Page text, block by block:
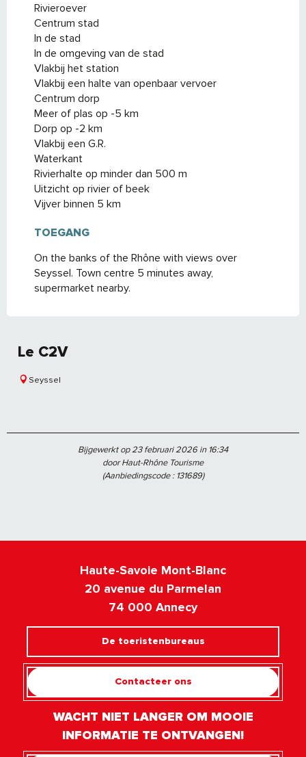
Rivieroever
Centrum stad
In de stad
In de omgeving van de stad
Vlakbij het station
Vlakbij een halte van openbaar vervoer
Centrum dorp
Meer of plas op -5 km
Dorp op -2 km
Vlakbij een G.R.
Waterkant
Rivierhalte op minder dan 500 m
Uitzicht op rivier of beek
Vijver binnen 5 km
TOEGANG
TOEGANG
On the banks of the Rhône with views over
Seyssel. Town centre 5 minutes away,
supermarket nearby.
Le C2V
Seyssel
Bijgewerkt op 23 februari 2026 in 16:34
door Haut-Rhône Tourisme
(Aanbiedingscode : 131689)
Haute-Savoie Mont-Blanc
20 avenue du Parmelan
74 000 Annecy
De toeristenbureaus
Contacteer ons
WACHT NIET LANGER OM MOOIE
INFORMATIE TE ONTVANGEN!